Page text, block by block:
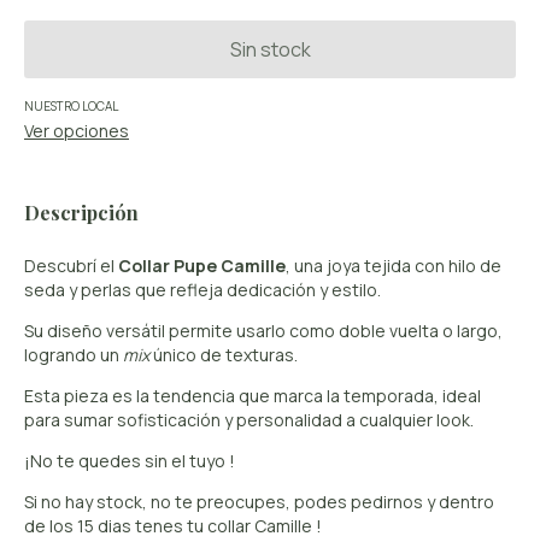
NUESTRO LOCAL
Ver opciones
Descripción
Descubrí el Collar Pupe Camille, una joya tejida con hilo de
seda y perlas que refleja dedicación y estilo.
Su diseño versátil permite usarlo como doble vuelta o largo,
logrando un mixúnico de texturas.
Esta pieza es la tendencia que marca la temporada, ideal
para sumar sofisticación y personalidad a cualquier look.
¡No te quedes sin el tuyo !
Si no hay stock, no te preocupes, podes pedirnos y dentro
de los 15 dias tenes tu collar Camille !